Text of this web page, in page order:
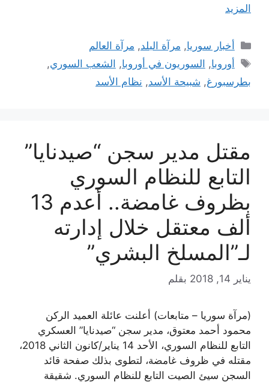
المزيد
التصنيفات
أخبار سوريا, مرآة البلد, مرآة العالم
الوسوم
أوروبا, السوريون في أوروبا, الشعب السوري,
بطرسبورغ, شبيحة الأسد, نظام الأسد
مقتل مدير سجن “صيدنايا”
التابع للنظام السوري
بظروف غامضة.. أعدم 13
ألف معتقل خلال إدارته
لـ”المسلخ البشري”
يناير 14, 2018 بقلم
(مرآة سوريا – متابعات) أعلنت عائلة العميد الركن
محمود أحمد معتوق، مدير سجن “صيدنايا” العسكري
التابع للنظام السوري، الأحد 14 يناير/كانون الثاني 2018،
مقتله في ظروف غامضة، لتطوى بذلك صفحة قائد
السجن سيئ الصيت التابع للنظام السوري. شقيقة